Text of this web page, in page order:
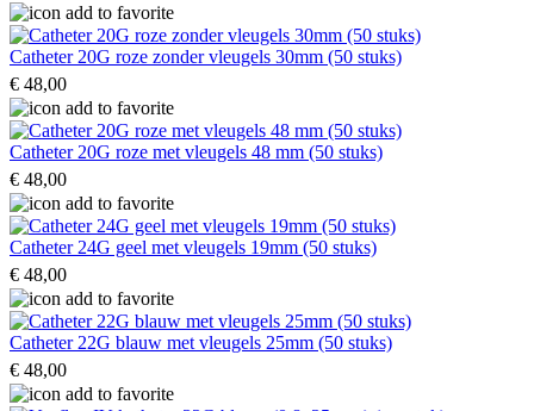
Catheter 20G roze zonder vleugels 30mm (50 stuks)
€ 48,00
Catheter 20G roze met vleugels 48 mm (50 stuks)
€ 48,00
Catheter 24G geel met vleugels 19mm (50 stuks)
€ 48,00
Catheter 22G blauw met vleugels 25mm (50 stuks)
€ 48,00